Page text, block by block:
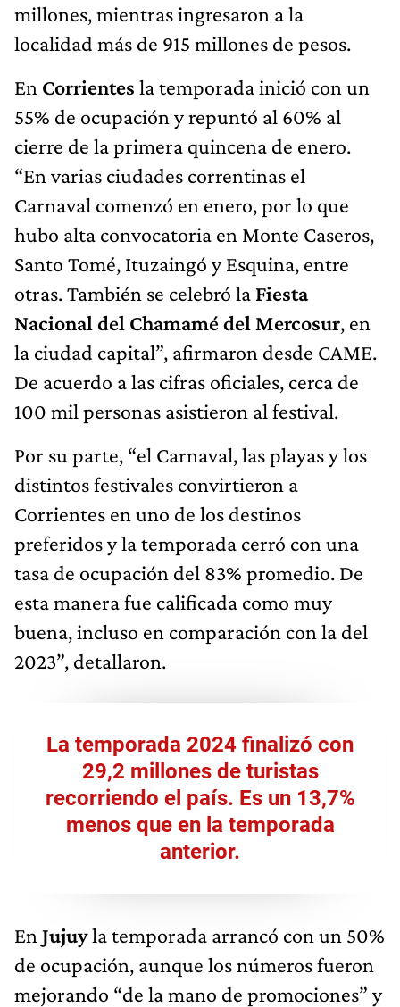
millones, mientras ingresaron a la
localidad más de 915 millones de pesos.
En Corrientes la temporada inició con un
55% de ocupación y repuntó al 60% al
cierre de la primera quincena de enero.
“En varias ciudades correntinas el
Carnaval comenzó en enero, por lo que
hubo alta convocatoria en Monte Caseros,
Santo Tomé, Ituzaingó y Esquina, entre
otras. También se celebró la Fiesta
Nacional del Chamamé del Mercosur, en
la ciudad capital”, afirmaron desde CAME.
De acuerdo a las cifras oficiales, cerca de
100 mil personas asistieron al festival.
Por su parte, “el Carnaval, las playas y los
distintos festivales convirtieron a
Corrientes en uno de los destinos
preferidos y la temporada cerró con una
tasa de ocupación del 83% promedio. De
esta manera fue calificada como muy
buena, incluso en comparación con la del
2023”, detallaron.
La temporada 2024 finalizó con
29,2 millones de turistas
recorriendo el país. Es un 13,7%
menos que en la temporada
anterior.
En Jujuyla temporada arrancó con un 50%
de ocupación, aunque los números fueron
mejorando “de la mano de promociones” y